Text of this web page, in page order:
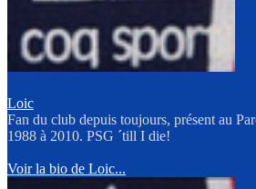
Loic
Fan du club depuis toujours, présent au
1988 à 2010. PSG ´till I die!
Voir la bio de Loic...